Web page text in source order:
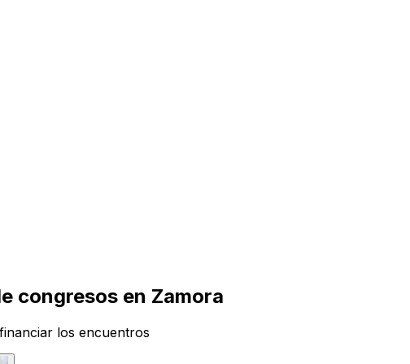
congresos en Zamora
los encuentros